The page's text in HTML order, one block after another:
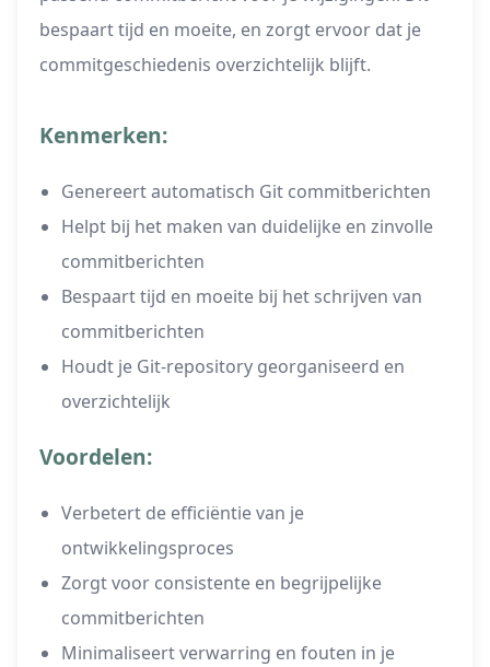
bespaart tijd en moeite, en zorgt ervoor dat je
commitgeschiedenis overzichtelijk blijft.
Kenmerken:
Genereert automatisch Git commitberichten
Helpt bij het maken van duidelijke en zinvolle
commitberichten
Bespaart tijd en moeite bij het schrijven van
commitberichten
Houdt je Git-repository georganiseerd en
overzichtelijk
Voordelen:
Verbetert de efficiëntie van je
ontwikkelingsproces
Zorgt voor consistente en begrijpelijke
commitberichten
Minimaliseert verwarring en fouten in je